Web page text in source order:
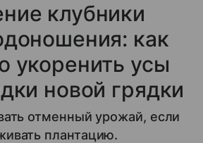
клубники
как
укоренить усы
новой грядки
отменный урожай, если
плантацию.